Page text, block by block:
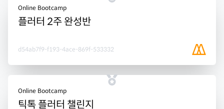
Online Bootcamp
플러터 2주 완성반
d54ab7f9-f193-4ace-869f-533332
Online Bootcamp
틱톡 플러터 챌린지